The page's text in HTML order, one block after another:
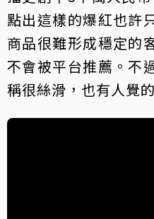
點出這樣的爆紅也許
商品很難形成穩定的
不會被平台推薦。不
稱很絲滑，也有人覺